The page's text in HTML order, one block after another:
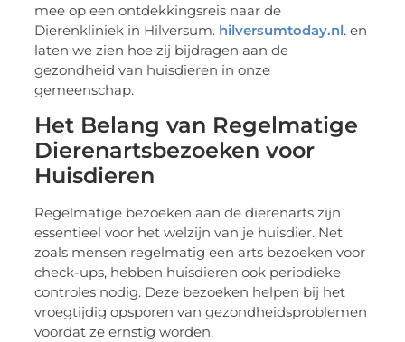
mee op een ontdekkingsreis naar de
Dierenkliniek in Hilversum. hilversumtoday.nl. en
laten we zien hoe zij bijdragen aan de
gezondheid van huisdieren in onze
gemeenschap.
Het Belang van Regelmatige
Dierenartsbezoeken voor
Huisdieren
Regelmatige bezoeken aan de dierenarts zijn
essentieel voor het welzijn van je huisdier. Net
zoals mensen regelmatig een arts bezoeken voor
check-ups, hebben huisdieren ook periodieke
controles nodig. Deze bezoeken helpen bij het
vroegtijdig opsporen van gezondheidsproblemen
voordat ze ernstig worden.